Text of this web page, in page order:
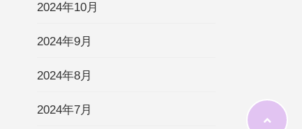
2024年10月
2024年9月
2024年8月
2024年7月